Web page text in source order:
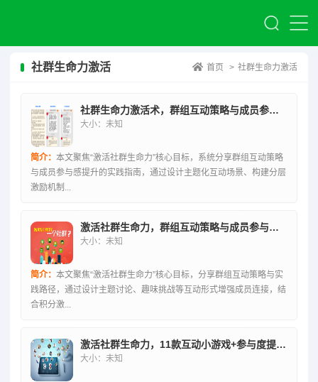
社群生命力激活 首页 > 社群生命力激活
社群生命力激活术，群组互动策略与成员参与感提升实践指南
大小：未知
简介： 本文聚焦“激活社群生命力”核心目标，系统分享群组互动策略
与成员参与感提升的实践指南，通过设计主题化互动场景、构建分层
激励机制...
激活社群生命力，群组互动策略与成员参与积极性提升实践
大小：未知
简介： 本文聚焦“激活社群生命力”核心目标，分享群组互动策略与实
践路径，通过设计主题讨论、趣味挑战等互动形式增强成员连接，结
合积分激...
激活社群生命力，11款互动小游戏+参与度提升秘籍
大小：未知